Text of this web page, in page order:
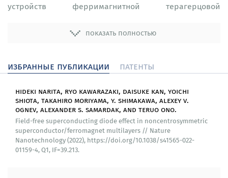
устройств ферримагнитной терагерцовой
ячеек и сред записи и хранения данных, а также
нейроморфных вычислителей). В итоге созданы
экспериментальные измерения SOT-эффектов,
интерфейсного и межслоевого взаимодействия
для верификации теории. Развита теория,
описывающая универсальность взаимосвязи между
температурой компенсации спин-орбитального
углового момента, температурой компенсации
намагниченности и температурой Кюри
ферримагнетиков. Разработаны теоретические
показать полностью
избранные публикации патенты
hideki narita, ryo kawarazaki, daisuke kan, yoichi
shiota, takahiro moriyama, y. shimakawa, alexey v.
ognev, alexander s. samardak, and teruo ono.
Field-free superconducting diode effect in noncentrosymmetric
superconductor/ferromagnet multilayers // Nature
Nanotechnology (2022), https://doi.org/10.1038/s41565-022-
01159-4, Q1, IF=39.213.